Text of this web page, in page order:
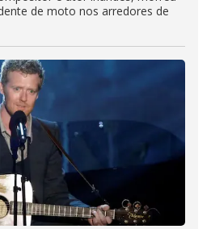
de moto nos arredores de